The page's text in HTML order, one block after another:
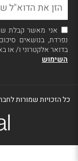
אני מאשר קבלת
נפרדת, בנושאים
בדואר אלקטרוני ו/ או
השימוש
כל הזכויות שמורות